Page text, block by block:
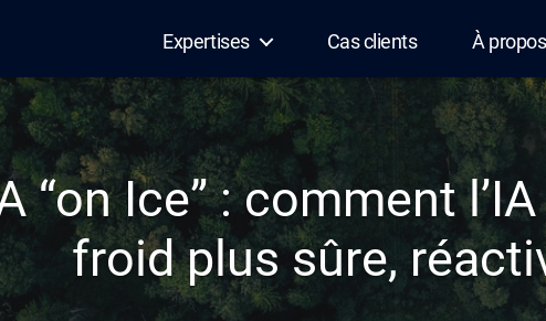
Expertises Cas clients À propos
“on Ice” : comment
froid plus sûre,